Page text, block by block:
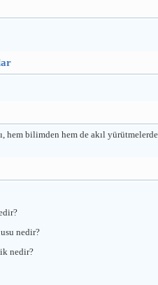
hem bilimden hem de akıl
nedir?
nedir?